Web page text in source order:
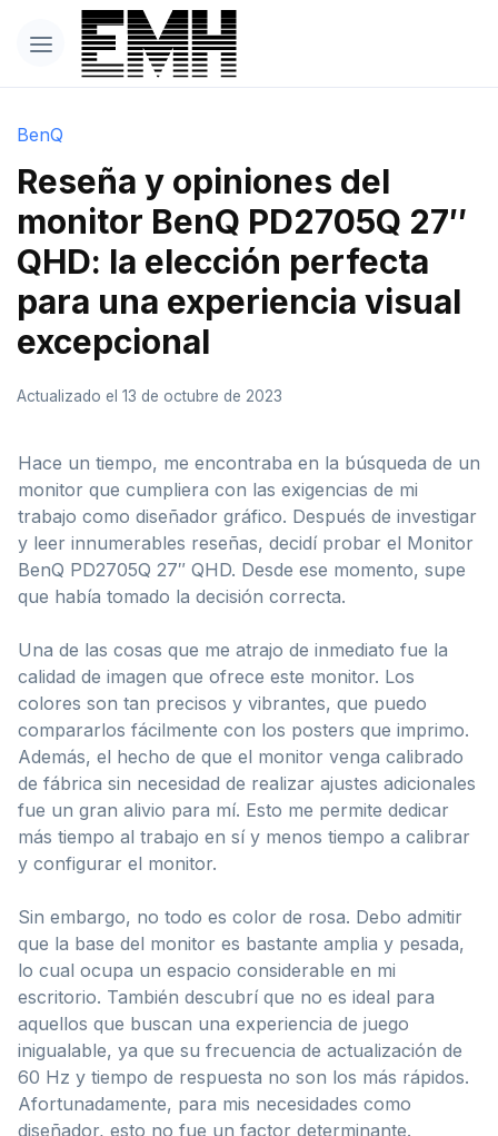
BenQ
Reseña y opiniones del
monitor BenQ PD2705Q 27″
QHD: la elección perfecta
para una experiencia visual
excepcional
Actualizado el 13 de octubre de 2023
Hace un tiempo, me encontraba en la búsqueda de un
monitor que cumpliera con las exigencias de mi
trabajo como diseñador gráfico. Después de investigar
y leer innumerables reseñas, decidí probar el Monitor
BenQ PD2705Q 27″ QHD. Desde ese momento, supe
que había tomado la decisión correcta.
Una de las cosas que me atrajo de inmediato fue la
calidad de imagen que ofrece este monitor. Los
colores son tan precisos y vibrantes, que puedo
compararlos fácilmente con los posters que imprimo.
Además, el hecho de que el monitor venga calibrado
de fábrica sin necesidad de realizar ajustes adicionales
fue un gran alivio para mí. Esto me permite dedicar
más tiempo al trabajo en sí y menos tiempo a calibrar
y configurar el monitor.
Sin embargo, no todo es color de rosa. Debo admitir
que la base del monitor es bastante amplia y pesada,
lo cual ocupa un espacio considerable en mi
escritorio. También descubrí que no es ideal para
aquellos que buscan una experiencia de juego
inigualable, ya que su frecuencia de actualización de
60 Hz y tiempo de respuesta no son los más rápidos.
Afortunadamente, para mis necesidades como
diseñador, esto no fue un factor determinante.